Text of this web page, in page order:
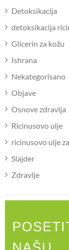
Detoksikacija
detoksikacija
Glicerin za kožu
Ishrana
Nekategorisano
Objave
Osnove zdravlja
Ricinusovo ulje
ricinusovo ulje
Slajder
Zdravlje